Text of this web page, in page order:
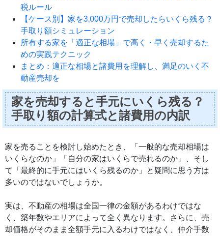
税ルール
【ケース別】家を3,000万円で売却したらいくら残る？
手取り額シミュレーション
所有する家を「適正な相場」で高く・早く売却するた
めの実践テクニック
まとめ：適正な相場と諸費用を理解し、満足のいく不
動産売却を
家を売却すると手元にいくら残る？
手取り額の計算式と諸費用の内訳
家を売ることを検討し始めたとき、「一般的な売却相場は
いくらなのか」「自分の家はいくらで売れるのか」、そし
て「最終的に手元にはいくら残るのか」と疑問に思う方は
多いのではないでしょうか。
実は、不動産の相場は全国一律の金額があるわけではな
く、築年数やエリアによって全く異なります。さらに、売
却価格がそのまま全額手元に入るわけではなく、仲介手数